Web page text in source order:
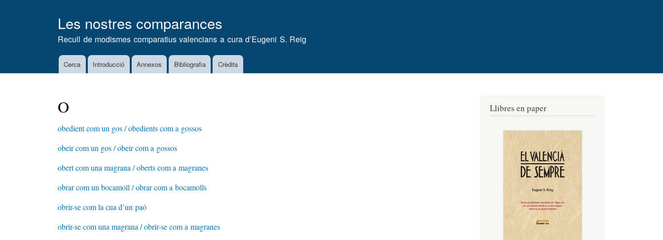
Les nostres comparances
Recull de modismes comparatius valencians a cura d’Eugeni S. Reig
MainCerca Introducció Annexos Bibliografia Crèdits
O
obedient com un gos / obedients com a gossos
obeir com un gos / obeir com a gossos
obert com una magrana / oberts com a magranes
obrar com un bocamoll / obrar com a bocamolls
obrir-se com la cua d’un paó
obrir-se com una magrana / obrir-se com a magranes
Llibres en paper